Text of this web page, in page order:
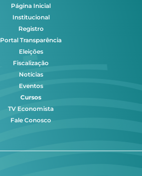
Página Inicial
Institucional
Registro
Portal Transparência
Eleições
Fiscalização
Notícias
Eventos
Cursos
TV Economista
Fale Conosco